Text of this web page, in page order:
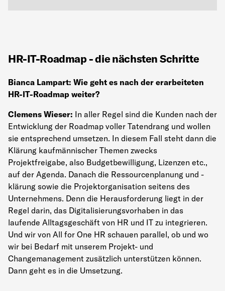
HR-IT-Roadmap - die nächsten Schritte
Bianca Lampart: Wie geht es nach der erarbeiteten
HR-IT-Roadmap weiter?
Clemens Wieser: In aller Regel sind die Kunden nach der
Entwicklung der Roadmap voller Tatendrang und wollen
sie entsprechend umsetzen. In diesem Fall steht dann die
Klärung kaufmännischer Themen zwecks
Projektfreigabe, also Budgetbewilligung, Lizenzen etc.,
auf der Agenda. Danach die Ressourcenplanung und -
klärung sowie die Projektorganisation seitens des
Unternehmens. Denn die Herausforderung liegt in der
Regel darin, das Digitalisierungsvorhaben in das
laufende Alltagsgeschäft von HR und IT zu integrieren.
Und wir von All for One HR schauen parallel, ob und wo
wir bei Bedarf mit unserem Projekt- und
Changemanagement zusätzlich unterstützen können.
Dann geht es in die Umsetzung.